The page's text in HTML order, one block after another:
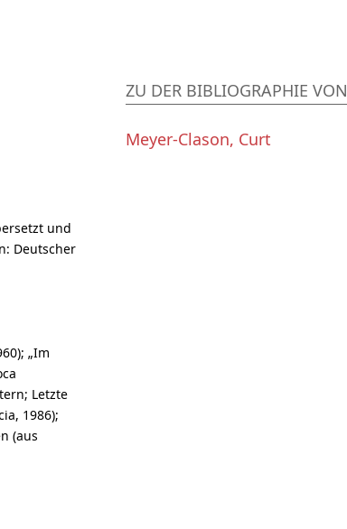
und
Deutscher
„Im
Letzte
1986);
(aus
ZU DER BIBLIOGRAPHIE VON
Meyer-Clason, Curt